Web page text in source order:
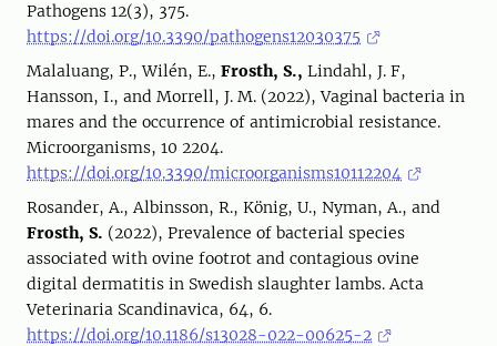
Pathogens 12(3), 375.
https://doi.org/10.3390/pathogens12030375
Malaluang, P., Wilén, E., Frosth, S., Lindahl, J. F,
Hansson, I., and Morrell, J. M. (2022), Vaginal bacteria in
mares and the occurrence of antimicrobial resistance.
Microorganisms, 10 2204.
https://doi.org/10.3390/microorganisms10112204
Rosander, A., Albinsson, R., König, U., Nyman, A., and
Frosth, S. (2022), Prevalence of bacterial species
associated with ovine footrot and contagious ovine
digital dermatitis in Swedish slaughter lambs. Acta
Veterinaria Scandinavica, 64, 6.
https://doi.org/10.1186/s13028-022-00625-2